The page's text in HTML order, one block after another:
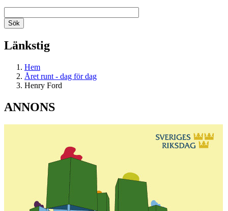
Länkstig
Hem
Året runt - dag för dag
Henry Ford
ANNONS